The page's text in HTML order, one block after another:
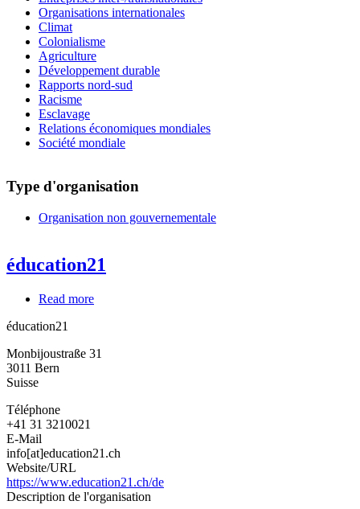
Organisations internationales
Climat
Colonialisme
Agriculture
Développement durable
Rapports nord-sud
Racisme
Esclavage
Relations économiques mondiales
Société mondiale
Type d'organisation
Organisation non gouvernementale
éducation21
Read more
éducation21
Monbijoustraße 31
3011 Bern
Suisse
Téléphone
+41 31 3210021
E-Mail
info[at]education21.ch
Website/URL
https://www.education21.ch/de
Description de l'organisation